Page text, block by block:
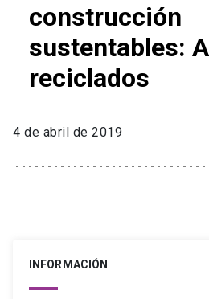
construcción
sustentables:
reciclados
4 de abril de 2019
INFORMACIÓN